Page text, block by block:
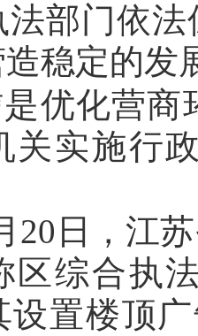
法部门依
稳定的发
优化营商
关实施行
20日，江
区综合执
置楼顶